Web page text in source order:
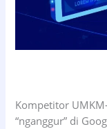
Kompetitor
“nganggur” di